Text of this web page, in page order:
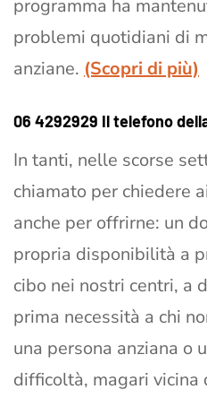
programma ha
problemi quotidiani di
anziane. (Scopri di più)
06 4292929 Il telefono
In tanti, nelle scorse
chiamato per chiedere
anche per offrirne: un
propria disponibilità a
cibo nei nostri centri, a
prima necessità a chi
una persona anziana o
difficoltà, magari vicina